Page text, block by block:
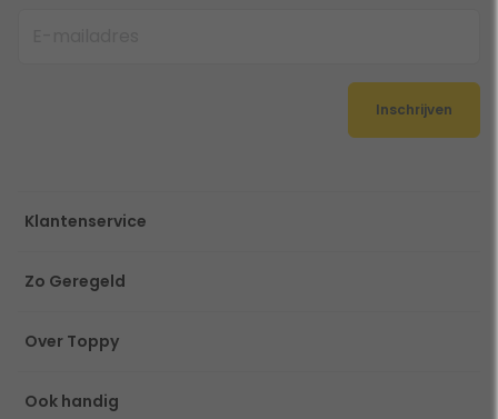
Inschrijven
Klantenservice
Zo Geregeld
Over Toppy
Ook handig